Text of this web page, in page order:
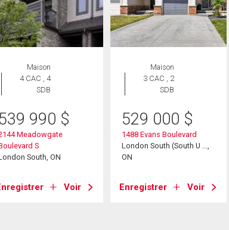
Maison
4 CAC , 4
SDB
539 990 $
Meadowgate
S
South, ON
Voir
Maison
3 CAC , 2
SDB
529 000 $
1488 Evans Boulevard
London South (South U ...,
ON
Enregistrer Voir